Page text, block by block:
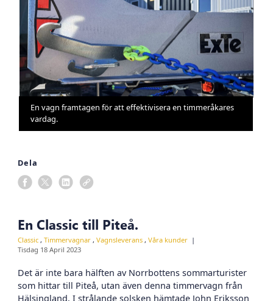
En vagn framtagen för att effektivisera en timmeråkares
vardag.
Dela
En Classic till Piteå.
Classic , Timmervagnar , Vagnsleverans , Våra kunder
Tisdag 18 April 2023
Det är inte bara hälften av Norrbottens sommarturister
som hittar till Piteå, utan även denna timmervagn från
Hälsingland. I strålande solsken hämtade John Eriksson